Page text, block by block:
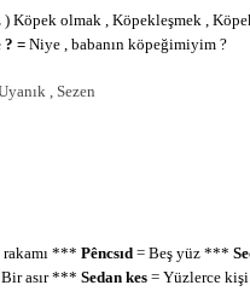
) Köpek olmak , Köpekleşmek ,
? = Niye , babanın köpeğimiyim ?
, Sezen
rakamı *** Pêncsıd= Beş yüz ***
asır *** Sedan kes= Yüzlerce